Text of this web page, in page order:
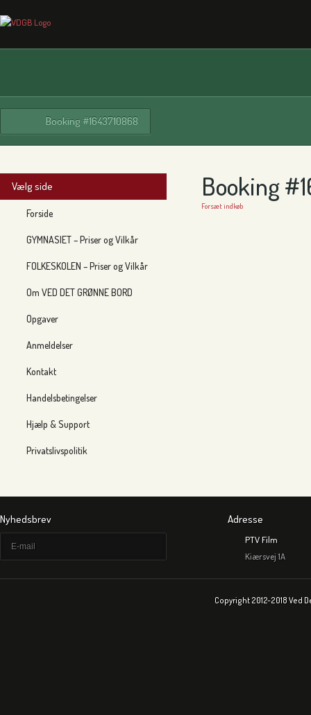
Booking #1643710868
Vælg side
Forside
GYMNASIET – Priser og Vilkår
FOLKESKOLEN – Priser og Vilkår
Om VED DET GRØNNE BORD
Opgaver
Anmeldelser
Kontakt
Handelsbetingelser
Hjælp & Support
Privatslivspolitik
Booking
Forsæt indkøb
Nyhedsbrev Adresse
PTV Film
Kiærsvej 1A
Copyright 2012-2018 Ved